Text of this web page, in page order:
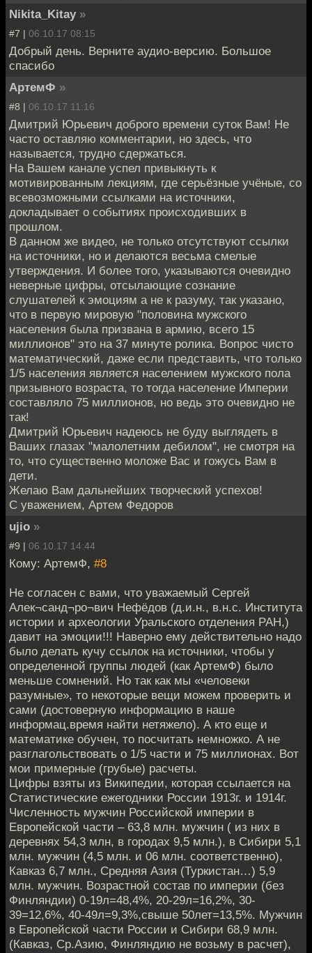
Nikita_Kitay »
#7 | 06.10.17 08:15
Добрый день. Верните аудио-версию. Большое
спасибо
АртемФ »
#8 | 06.10.17 11:16
Дмитрий Юрьевич доброго времени суток Вам! Не
часто оставляю комментарии, но здесь, что
называется, трудно сдержаться.
На Вашем канале успел привыкнуть к
мотивированным лекциям, где серьёзные учёные, со
всевозможными ссылками на источники,
докладывает о событиях происходивших в
прошлом.
В данном же видео, не только отсутствуют ссылки
на источники, но и делаются весьма смелые
утверждения. И более того, указываются очевидно
неверные цифры, отсылающие сознание
слушателей к эмоциям а не к разуму, так указано,
что в первую мировую "половина мужского
населения была призвана в армию, всего 15
миллионов" это на 37 минуте ролика. Вопрос чисто
математический, даже если представить, что только
1/5 населения является населением мужского пола
призывного возраста, то тогда население Империи
составляло 75 миллионов, но ведь это очевидно не
так!
Дмитрий Юрьевич надеюсь не буду выглядеть в
Ваших глазах "малолетним дебилом", не смотря на
то, что существенно моложе Вас и гожусь Вам в
дети.
Желаю Вам дальнейших творческий успехов!
С уважением, Артем Федоров
ujio »
#9 | 06.10.17 14:44
Кому: АртемФ, #8
Не согласен с вами, что уважаемый Сергей
Алек¬санд¬ро¬вич Нефёдов (д.и.н., в.н.с. Института
истории и археологии Уральского отделения РАН,)
давит на эмоции!!! Наверно ему действительно надо
было делать кучу ссылок на источники, чтобы у
определенной группы людей (как АртемФ) было
меньше сомнений. Но так как мы «человеки
разумные», то некоторые вещи можем проверить и
сами (достоверную информацию в наше
информац.время найти нетяжело). А кто еще и
математике обучен, то посчитать немножко. А не
разглагольствовать о 1/5 части и 75 миллионах. Вот
мои примерные (грубые) расчеты.
Цифры взяты из Википедии, которая ссылается на
Статистические ежегодники России 1913г. и 1914г.
Численность мужчин Российской империи в
Европейской части – 63,8 млн. мужчин ( из них в
деревнях 54,3 млн, в городах 9,5 млн.), в Сибири 5,1
млн. мужчин (4,5 млн. и 06 млн. соответственно),
Кавказ 6,7 млн., Средняя Азия (Туркистан…) 5,9
млн. мужчин. Возрастной состав по империи (без
Финляндии) 0-19л=48,4%, 20-29л=16,2%, 30-
39=12,6%, 40-49л=9,3%,свыше 50лет=13,5%. Мужчин
в Европейской части России и Сибири 68,9 млн.
(Кавказ, Ср.Азию, Финляндию не возьму в расчет),